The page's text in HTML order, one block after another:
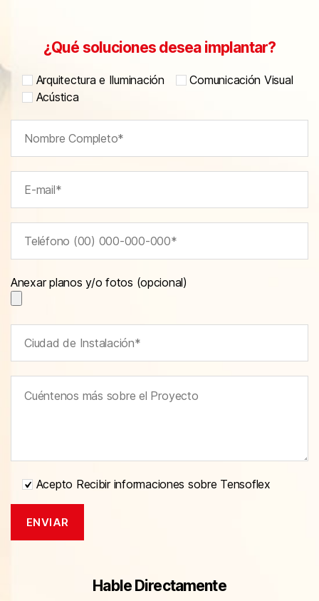
¿Qué soluciones desea implantar?
Arquitectura e Iluminación
Comunicación Visual
Acústica
Anexar planos y/o fotos (opcional)
Acepto Recibir informaciones sobre Tensoflex
Hable Directamente